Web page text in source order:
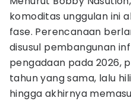
komoditas unggulan ini
fase. Perencanaan
disusul pembangunan
pengadaan pada 2026,
tahun yang sama, lalu
hingga akhirnya